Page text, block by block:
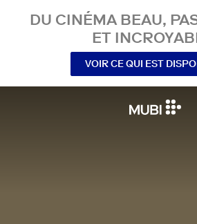
DU CINÉMA BEAU,
ET
VOIR CE QUI EST